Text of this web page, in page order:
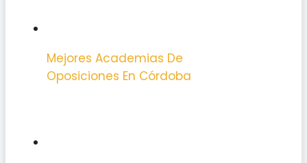
Mejores Academias De
Oposiciones En Córdoba